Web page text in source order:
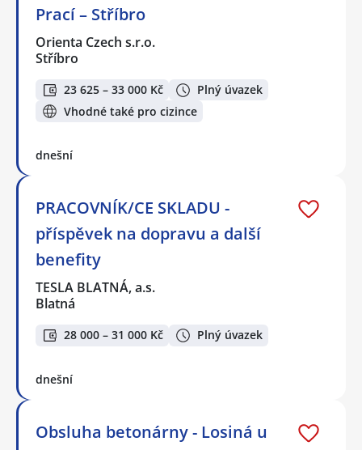
Prací – Stříbro
Orienta Czech s.r.o.
Stříbro
23 625 – 33 000 Kč
Plný úvazek
Vhodné také pro cizince
dnešní
PRACOVNÍK/CE SKLADU -
příspěvek na dopravu a další
benefity
TESLA BLATNÁ, a.s.
Blatná
28 000 – 31 000 Kč Plný úvazek
dnešní
Obsluha betonárny - Losiná u